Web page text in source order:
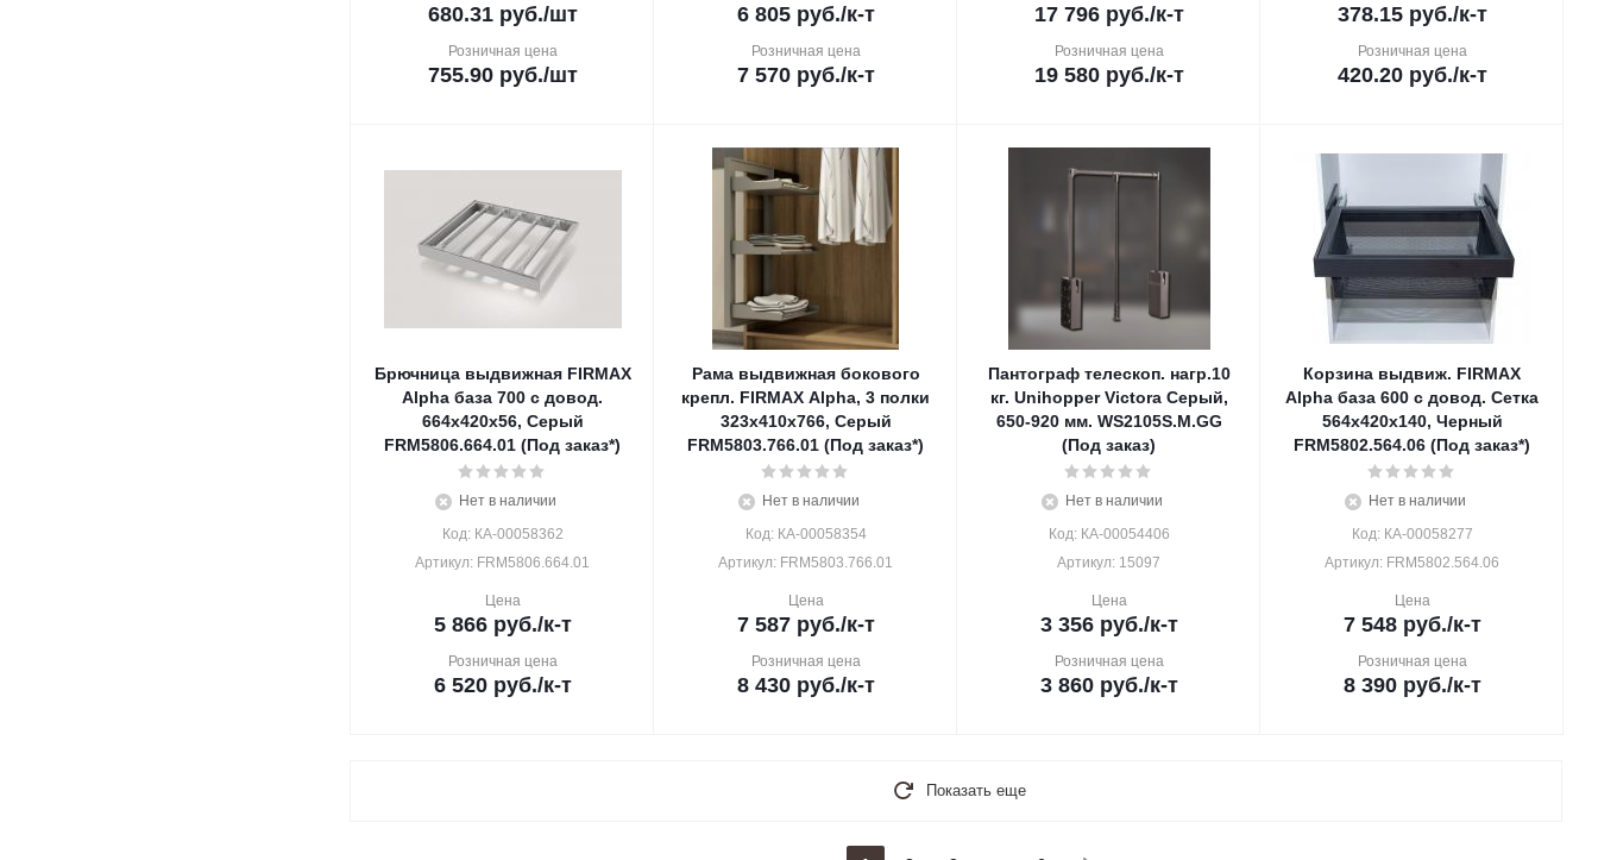
680.31руб./шт
Розничная цена
755.90руб./шт
6 805руб./к-т
Розничная цена
7 570руб./к-т
17 796руб./к-т
Розничная цена
19 580руб./к-т
378.15руб./к-т
Розничная цена
420.20руб./к-т
Брючница выдвижная FIRMAX
Alpha база 700 с довод.
664х420х56, Серый
FRM5806.664.01 (Под заказ*)
Нет в наличии
Код: КА-00058362
Артикул: FRM5806.664.01
Цена
5 866руб./к-т
Розничная цена
6 520руб./к-т
Рама выдвижная бокового
крепл. FIRMAX Alpha, 3 полки
323х410х766, Серый
FRM5803.766.01 (Под заказ*)
Нет в наличии
Код: КА-00058354
Артикул: FRM5803.766.01
Цена
7 587руб./к-т
Розничная цена
8 430руб./к-т
Пантограф телескоп. нагр.10
кг. Unihopper Victora Серый,
650-920 мм. WS2105S.M.GG
(Под заказ)
Нет в наличии
Код: КА-00054406
Артикул: 15097
Цена
3 356руб./к-т
Розничная цена
3 860руб./к-т
Корзина выдвиж. FIRMAX
Alpha база 600 с довод. Сетка
564х420х140, Черный
FRM5802.564.06 (Под заказ*)
Нет в наличии
Код: КА-00058277
Артикул: FRM5802.564.06
Цена
7 548руб./к-т
Розничная цена
8 390руб./к-т
Показать еще